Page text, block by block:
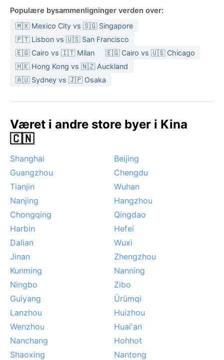
til april, når regnet avtar og temperaturene er
perfekte for sightseeing. Skal en unngå den verste
fuktigheten og fare for tyfoner, bør en holde seg unna
juli til september – da kan kraftige sykloner fra
Stillehavet føre til oversvømmelser og avbrudd. Sikre
men vær forberedt på at monsunen kan gi korte,
Populære bysammenligninger verden over:
🇲🇽 Mexico City vs 🇸🇬 Singapore
🇵🇹 Lisbon vs 🇺🇸 San Francisco
🇪🇬 Cairo vs 🇮🇹 Milan
🇪🇬 Cairo vs 🇺🇸 Chicago
🇭🇰 Hong Kong vs 🇳🇿 Auckland
🇦🇺 Sydney vs 🇯🇵 Osaka
Været i andre store byer i Kina
🇨🇳
Shanghai
Beijing
Guangzhou
Chengdu
Tianjin
Wuhan
Nanjing
Hangzhou
Chongqing
Qingdao
Harbin
Hefei
Dalian
Wuxi
Jinan
Zhengzhou
Kunming
Nanning
Ningbo
Zibo
Guiyang
Ürümqi
Lanzhou
Huizhou
Wenzhou
Huai'an
Nanchang
Hohhot
Shaoxing
Nantong